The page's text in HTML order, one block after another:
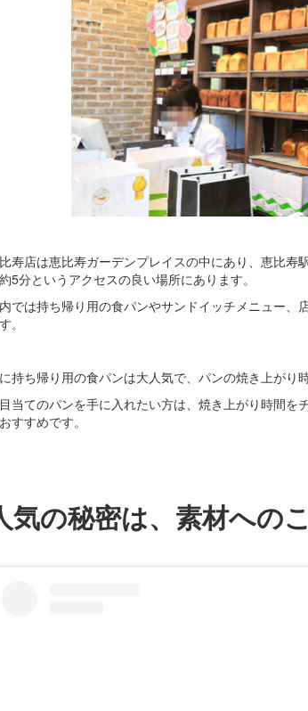
寿店は恵比寿ガーデンプレイスの中にあり、恵比寿
5分というアクセスの良い場所にあります。
では持ち帰り用の食パンやサンドイッチメニュー
。
持ち帰り用の食パンは大人気で、パンの焼き上がり
当てのパンを手に入れたい方は、焼き上がり時間
すすめです。
気の秘密は、素材への